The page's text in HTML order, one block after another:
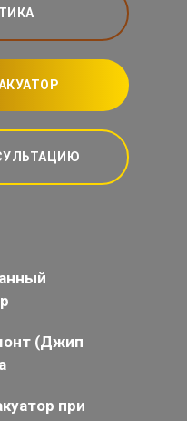
(Джип
при